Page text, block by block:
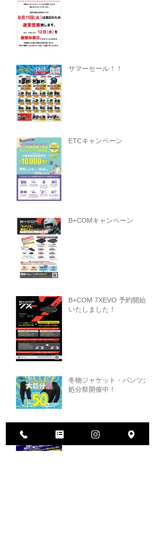
サマーセール！！
ETCキャンペーン
B+COMキャンペーン
B+COM 7XEVO 予約開始
いたしました！
冬物ジャケット・パンツ大
処分祭開催中！
ペーン！